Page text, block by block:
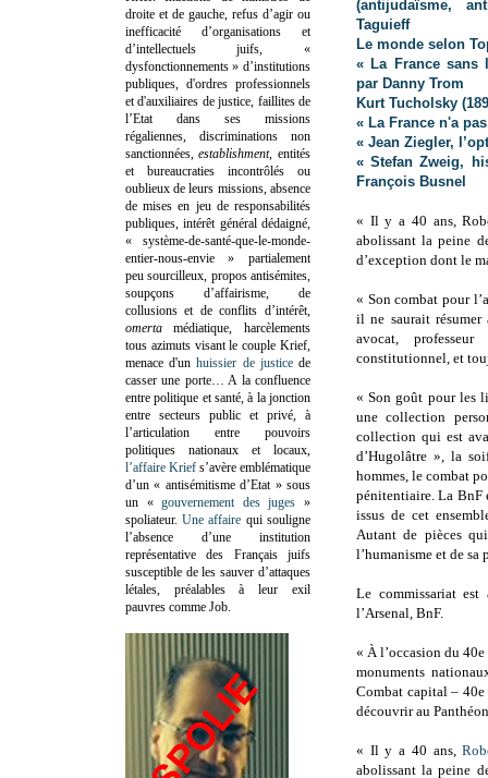
(antijudaïsme,
Taguieff
Le monde selon
« La France sans
par Danny Trom
Kurt Tucholsky
« La France n'a
« Jean Ziegler,
« Stefan Zweig,
François Busnel
« Il y a 40 ans,
abolissant la peine
d’exception dont le
« Son combat pour
il ne saurait
avocat,
constitutionnel, et
« Son goût pour les
une collection
collection qui est
d’Hugolâtre », la
hommes, le combat
pénitentiaire. La BnF
issus de cet
Autant de pièces
l’humanisme et de
Le commissariat
l’Arsenal, BnF.
« À l’occasion du
monuments
Combat capital –
découvrir au
« Il y a 40 ans,
abolissant la peine
droite et de gauche, refus d’agir ou
inefficacité d’organisations et
d’intellectuels juifs, «
dysfonctionnements » d’institutions
publiques, d'ordres professionnels
et d'auxiliaires de justice, faillites de
l’Etat dans ses missions
régaliennes, discriminations non
sanctionnées,establishment, entités
et bureaucraties incontrôlés ou
oublieux de leurs missions, absence
de mises en jeu de responsabilités
publiques, intérêt général dédaigné,
« système-de-santé-que-le-monde-
entier-nous-envie » partialement
peu sourcilleux, propos antisémites,
soupçons d’affairisme, de
collusions et de conflits d’intérêt,
omertamédiatique, harcèlements
tous azimuts visant le couple Krief,
menace d'unhuissier de justicede
casser une porte… A la confluence
entre politique et santé, à la jonction
entre secteurs public et privé, à
l’articulation entre pouvoirs
politiques nationaux et locaux,
l’affaire Krief s’avère emblématique
d’un « antisémitisme d’Etat » sous
un «gouvernement des juges »
spoliateur.Une affaire qui souligne
l’absence d’une institution
représentative des Français juifs
susceptible de les sauver d’attaques
létales, préalables à leur exil
pauvres comme Job.